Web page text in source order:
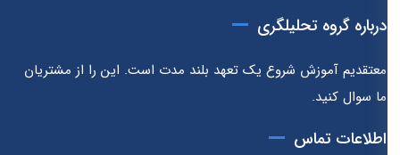
درباره گروه تحلیلگری
معتقدیم آموزش شروع یک تعهد بلند مدت است. این را از مشتریان
ما سوال کنید.
اطلاعات تماس